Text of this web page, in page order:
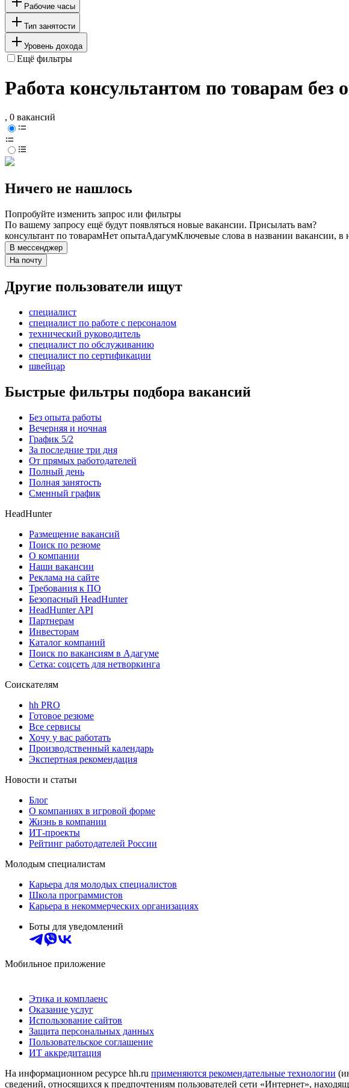
Рабочие часы
Тип занятости
Уровень дохода
Ещё фильтры
Работа консультантом по товарам без
, 0 вакансий
Ничего не нашлось
Попробуйте изменить запрос или фильтры
По вашему запросу ещё будут появляться новые вакансии. Присылать вам?
консультант по товарамНет опытаАдагумКлючевые слова в названии вакансии,
В мессенджер
На почту
Другие пользователи ищут
специалист
специалист по работе с персоналом
технический руководитель
специалист по обслуживанию
специалист по сертификации
швейцар
Быстрые фильтры подбора вакансий
Без опыта работы
Вечерняя и ночная
График 5/2
За последние три дня
От прямых работодателей
Полный день
Полная занятость
Сменный график
HeadHunter
Размещение вакансий
Поиск по резюме
О компании
Наши вакансии
Реклама на сайте
Требования к ПО
Безопасный HeadHunter
HeadHunter API
Партнерам
Инвесторам
Каталог компаний
Поиск по вакансиям в Адагуме
Сетка: соцсеть для нетворкинга
Соискателям
hh PRO
Готовое резюме
Все сервисы
Хочу у вас работать
Производственный календарь
Экспертная рекомендация
Новости и статьи
Блог
О компаниях в игровой форме
Жизнь в компании
ИТ-проекты
Рейтинг работодателей России
Молодым специалистам
Карьера для молодых специалистов
Школа программистов
Карьера в некоммерческих организациях
Боты для уведомлений
Мобильное приложение
Этика и комплаенс
Оказание услуг
Использование сайтов
Защита персональных данных
Пользовательское соглашение
ИТ аккредитация
На информационном ресурсе hh.ru применяются рекомендательные технологии
сведений, относящихся к предпочтениям пользователей сети «Интернет»,